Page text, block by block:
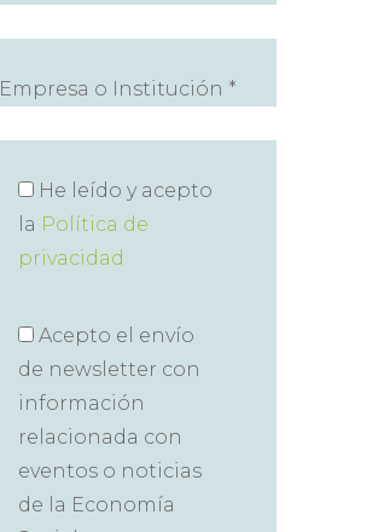
Empresa o Institución *
He leído y acepto
la Política de
privacidad
Acepto el envío
de newsletter con
información
relacionada con
eventos o noticias
de la Economía